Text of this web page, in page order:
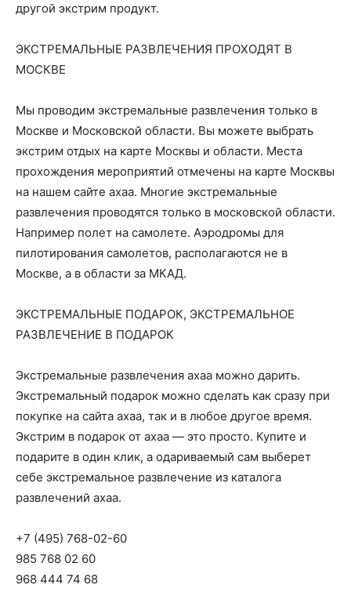
другой экстрим продукт.
ЭКСТРЕМАЛЬНЫЕ РАЗВЛЕЧЕНИЯ ПРОХОДЯТ В
МОСКВЕ
Мы проводим экстремальные развлечения только в
Москве и Московской области. Вы можете выбрать
экстрим отдых на карте Москвы и области. Места
прохождения мероприятий отмечены на карте Москвы
на нашем сайте ахаа. Многие экстремальные
развлечения проводятся только в московской области.
Например полет на самолете. Аэродромы для
пилотирования самолетов, располагаются не в
Москве, а в области за МКАД.
ЭКСТРЕМАЛЬНЫЕ ПОДАРОК, ЭКСТРЕМАЛЬНОЕ
РАЗВЛЕЧЕНИЕ В ПОДАРОК
Экстремальные развлечения ахаа можно дарить.
Экстремальный подарок можно сделать как сразу при
покупке на сайта ахаа, так и в любое другое время.
Экстрим в подарок от ахаа — это просто. Купите и
подарите в один клик, а одариваемый сам выберет
себе экстремальное развлечение из каталога
развлечений ахаа.
+7 (495) 768-02-60
985 768 02 60
968 444 74 68